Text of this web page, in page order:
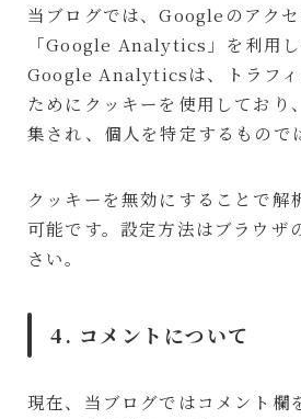
当ブログでは、Googleのアク
「Google Analytics」を利用し
Google Analyticsは、トラフィ
ためにクッキーを使用しており
集され、個人を特定するもので
クッキーを無効にすることで解
可能です。設定方法はブラウザ
さい。
4. コメントについて
現在、当ブログではコメント欄